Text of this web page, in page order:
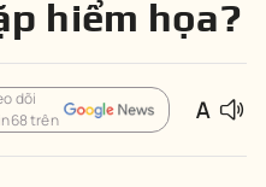
hiểm họa?
dõi
trên